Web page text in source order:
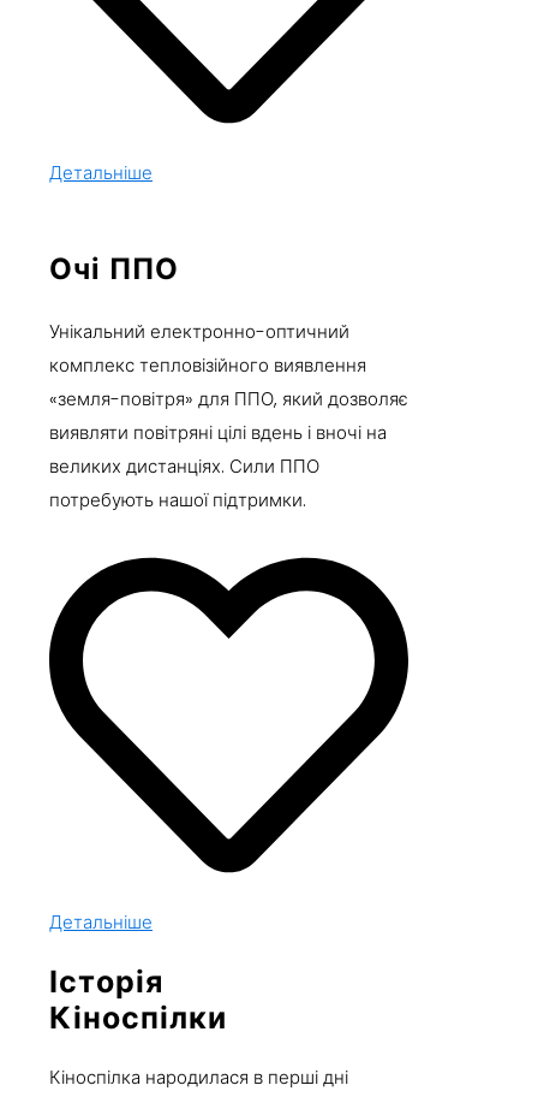
Детальніше
Очі ППО
Унікальний електронно-оптичний
комплекс тепловізійного виявлення
«земля-повітря» для ППО, який дозволяє
виявляти повітряні цілі вдень і вночі на
великих дистанціях. Сили ППО
потребують нашої підтримки.
Детальніше
Історія
Кіноспілки
Кіноспілка народилася в перші дні